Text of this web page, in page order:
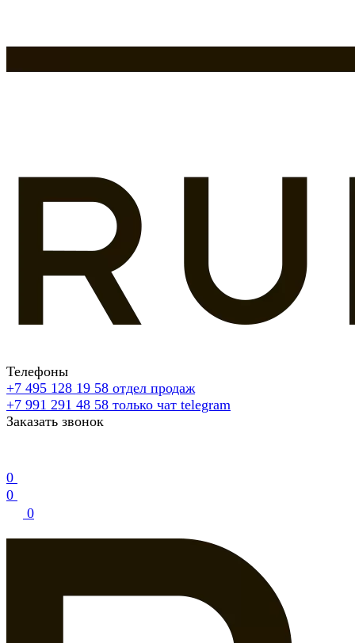
Телефоны
+7 495 128 19 58 отдел продаж
+7 991 291 48 58 только чат telegram
Заказать звонок
0
0
0